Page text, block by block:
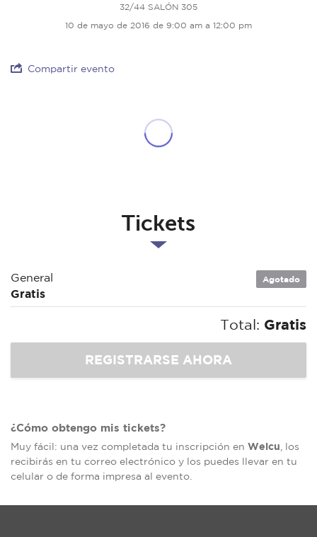
32/44 SALÓN 305
10 de mayo de 2016 de 9:00 am a 12:00 pm
Compartir evento
Tickets
General
Gratis
Agotado
Total: Gratis
¿Cómo obtengo mis tickets?
Muy fácil: una vez completada tu inscripción en Welcu , los
recibirás en tu correo electrónico y los puedes llevar en tu
celular o de forma impresa al evento.